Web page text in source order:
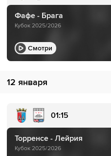
Фафе - Брага
Кубок 2025/2026
Смотри
12 января
01:15
Торренсе - Лейрия
Кубок 2025/2026